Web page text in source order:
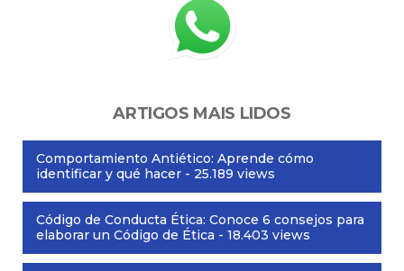
ARTIGOS MAIS LIDOS
Comportamiento Antiético: Aprende cómo
identificar y qué hacer - 25.189 views
Código de Conducta Ética: Conoce 6 consejos para
elaborar un Código de Ética - 18.403 views